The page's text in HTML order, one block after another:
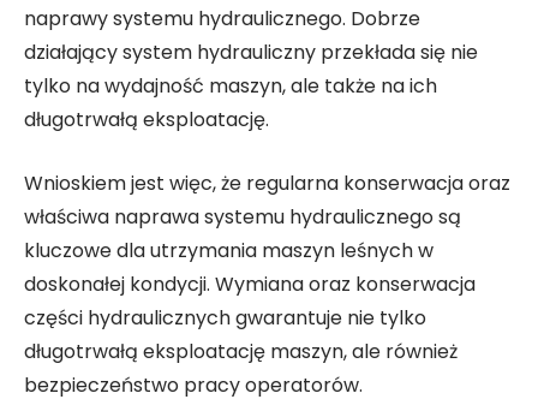
naprawy systemu hydraulicznego. Dobrze
działający system hydrauliczny przekłada się nie
tylko na wydajność maszyn, ale także na ich
długotrwałą eksploatację.
Wnioskiem jest więc, że regularna konserwacja oraz
właściwa naprawa systemu hydraulicznego są
kluczowe dla utrzymania maszyn leśnych w
doskonałej kondycji. Wymiana oraz konserwacja
części hydraulicznych gwarantuje nie tylko
długotrwałą eksploatację maszyn, ale również
bezpieczeństwo pracy operatorów.